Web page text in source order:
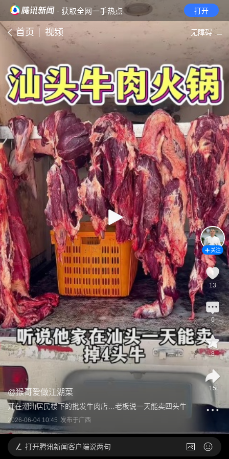
· 获取全网一手热点 打开
首页 视频 无障碍
@猴哥爱做江湖菜
开在潮汕居民楼下的批发牛肉店…老板说一天能卖四头牛
2026-06-04 10:45 发布于广西
关注
13
6
8
15
打开腾讯新闻客户端说两句